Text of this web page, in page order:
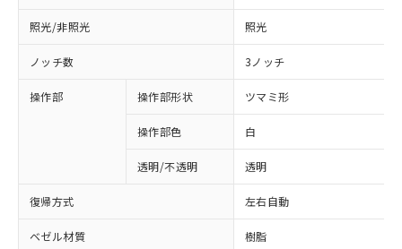
照光/非照光 照光
ノッチ数 3ノッチ
操作部 操作部形状 ツマミ形
操作部色 白
透明/不透明 透明
復帰方式 左右自動
ベゼル材質 樹脂